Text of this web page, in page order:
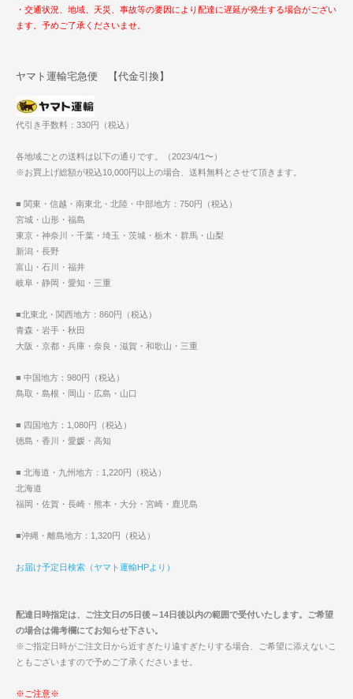
・交通状況、地域、天災、事故等の要因により配達に遅延が発生する場合がござい
ます。予めご了承くださいませ。
ヤマト運輸宅急便 【代金引換】
代引き手数料：330円（税込）
各地域ごとの送料は以下の通りです。（2023/4/1〜）
※お買上げ総額が税込10,000円以上の場合、送料無料とさせて頂きます。
■ 関東・信越・南東北・北陸・中部地方：750円（税込）
宮城・山形・福島
東京・神奈川・千葉・埼玉・茨城・栃木・群馬・山梨
新潟・長野
富山・石川・福井
岐阜・静岡・愛知・三重
■北東北・関西地方：860円（税込）
青森・岩手・秋田
大阪・京都・兵庫・奈良・滋賀・和歌山・三重
■ 中国地方：980円（税込）
鳥取・島根・岡山・広島・山口
■ 四国地方：1,080円（税込）
徳島・香川・愛媛・高知
■ 北海道・九州地方：1,220円（税込）
北海道
福岡・佐賀・長崎・熊本・大分・宮崎・鹿児島
■沖縄・離島地方：1,320円（税込）
お届け予定日検索（ヤマト運輸HPより）
配達日時指定は、ご注文日の5日後～14日後以内の範囲で受付いたします。ご希望
の場合は備考欄にてお知らせ下さい。
※ご指定日時がご注文日から近すぎたり遠すぎたりする場合、ご希望に添えないこ
ともございますので予めご了承くださいませ。
※ご注意※